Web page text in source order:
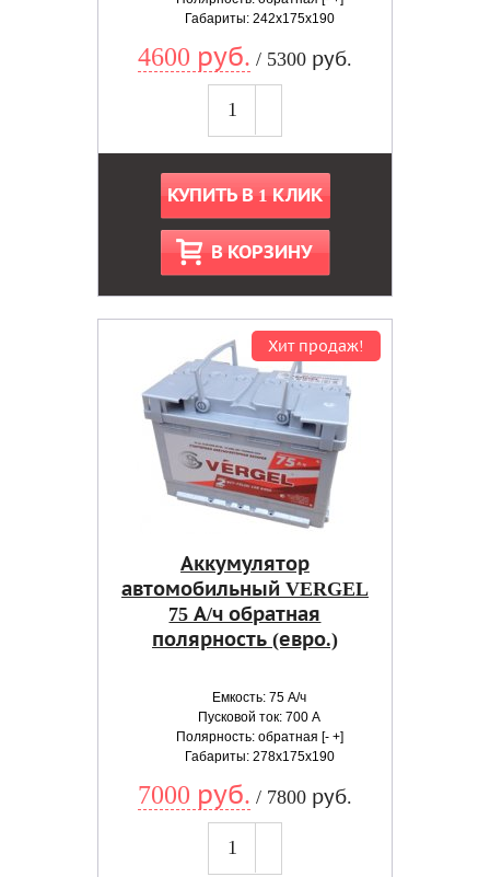
Габариты: 242x175x190
4600 руб. / 5300 руб.
КУПИТЬ В 1 КЛИК
В КОРЗИНУ
Хит продаж!
Аккумулятор
автомобильный VERGEL
75 А/ч обратная
полярность (евро.)
Емкость: 75 А/ч
Пусковой ток: 700 А
Полярность: обратная [- +]
Габариты: 278x175x190
7000 руб. / 7800 руб.